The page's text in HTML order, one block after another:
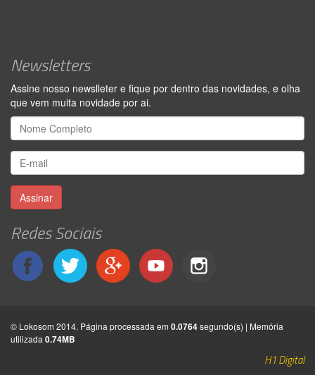
Newsletters
Assine nosso newslleter e fique por dentro das novidades, e olha
que vem muita novidade por ai.
Assinar
Redes Sociais
© Lokosom 2014. Página processada em 0.0764segundo(s) | Memória
utilizada 0.74MB
H1 Digital